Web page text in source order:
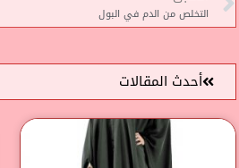
التخلص من الدم في البول
أحدث المقالات